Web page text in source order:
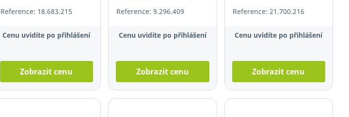
Reference: 18.683.215
Cenu uvidíte po přihlášení
Zobrazit cenu
Reference: 9.296.409
Cenu uvidíte po přihlášení
Zobrazit cenu
Reference: 21.700.216
Cenu uvidíte po přihlášení
Zobrazit cenu